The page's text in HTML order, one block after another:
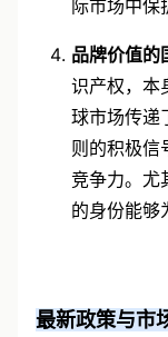
际市场中保
品牌价值的
识产权，本
球市场传递
则的积极信
竞争力。尤
的身份能够
最新政策与市